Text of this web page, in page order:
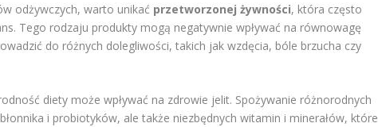
odżywczych, warto unikać przetworzonej żywności, która często
Tego rodzaju produkty mogą negatywnie wpływać na równowagę
do różnych dolegliwości, takich jak wzdęcia, bóle brzucha czy
diety może wpływać na zdrowie jelit. Spożywanie różnorodnych
i probiotyków, ale także niezbędnych witamin i minerałów, które